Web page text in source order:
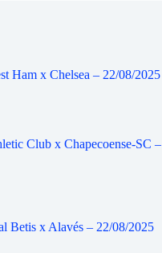
Ham x Chelsea – 22/08/2025
Club x Chapecoense-SC –
Betis x Alavés – 22/08/2025